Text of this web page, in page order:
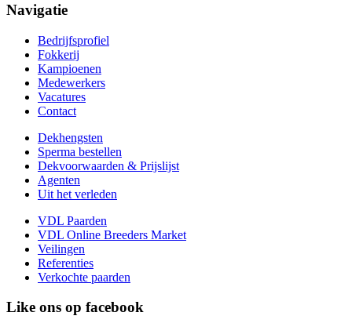
Navigatie
Bedrijfsprofiel
Fokkerij
Kampioenen
Medewerkers
Vacatures
Contact
Dekhengsten
Sperma bestellen
Dekvoorwaarden & Prijslijst
Agenten
Uit het verleden
VDL Paarden
VDL Online Breeders Market
Veilingen
Referenties
Verkochte paarden
Like ons op facebook